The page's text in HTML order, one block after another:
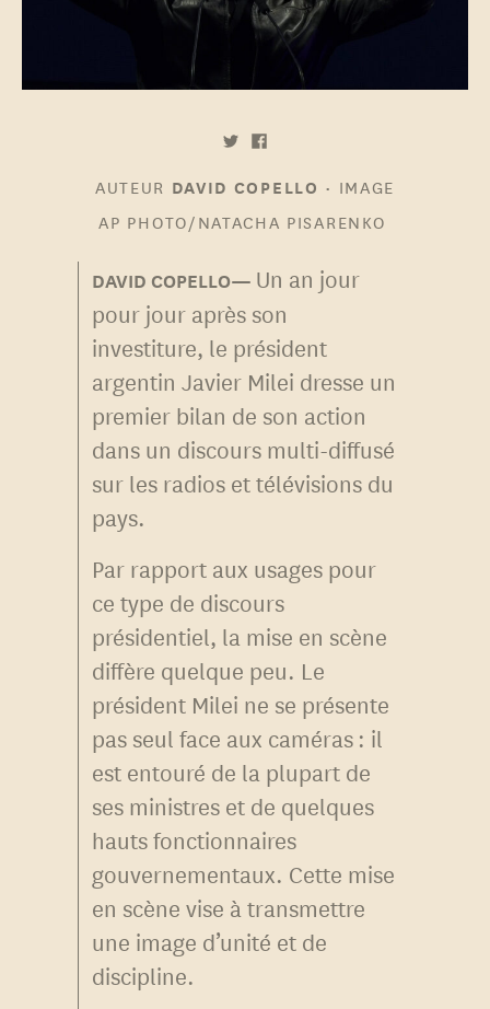
AUTEUR DAVID COPELLO • IMAGE
AP PHOTO/NATACHA PISARENKO
Un an jour
pour jour après son
investiture, le président
argentin Javier Milei dresse un
premier bilan de son action
dans un discours multi-diffusé
sur les radios et télévisions du
pays.
Par rapport aux usages pour
ce type de discours
présidentiel, la mise en scène
diffère quelque peu. Le
président Milei ne se présente
pas seul face aux caméras : il
est entouré de la plupart de
ses ministres et de quelques
hauts fonctionnaires
gouvernementaux. Cette mise
en scène vise à transmettre
une image d’unité et de
discipline.